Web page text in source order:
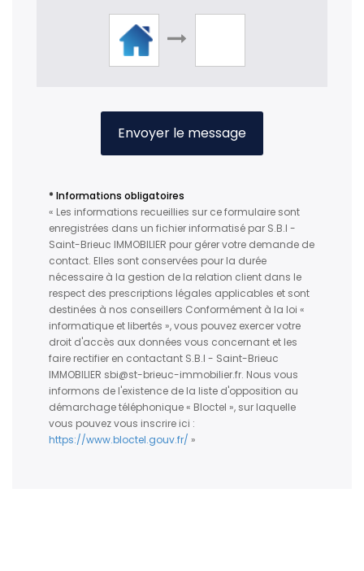
Envoyer le message
* Informations obligatoires
« Les informations recueillies sur ce formulaire sont
enregistrées dans un fichier informatisé par S.B.I -
Saint-Brieuc IMMOBILIER pour gérer votre demande de
contact. Elles sont conservées pour la durée
nécessaire à la gestion de la relation client dans le
respect des prescriptions légales applicables et sont
destinées à nos conseillers Conformément à la loi «
informatique et libertés », vous pouvez exercer votre
droit d'accès aux données vous concernant et les
faire rectifier en contactant S.B.I - Saint-Brieuc
IMMOBILIER sbi@st-brieuc-immobilier.fr. Nous vous
informons de l'existence de la liste d'opposition au
démarchage téléphonique « Bloctel », sur laquelle
vous pouvez vous inscrire ici :
https://www.bloctel.gouv.fr/ »